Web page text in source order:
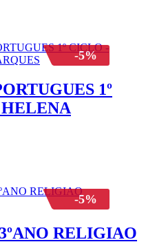
-5%
1º
-5%
RELIGIAO